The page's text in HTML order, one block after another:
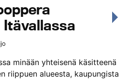
Itävallassa
minään yhteisenä käsitteenä
riippuen alueesta, kaupungista